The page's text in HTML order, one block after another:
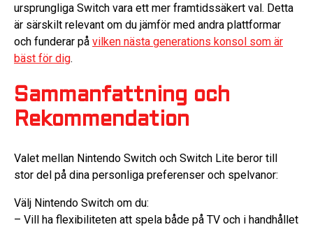
ursprungliga Switch vara ett mer framtidssäkert val. Detta
är särskilt relevant om du jämför med andra plattformar
och funderar på vilken nästa generations konsol som är
bäst för dig.
Sammanfattning och
Rekommendation
Valet mellan Nintendo Switch och Switch Lite beror till
stor del på dina personliga preferenser och spelvanor:
Välj Nintendo Switch om du:
– Vill ha flexibiliteten att spela både på TV och i handhållet